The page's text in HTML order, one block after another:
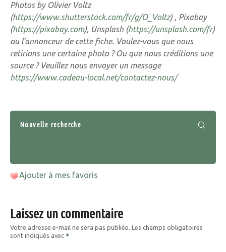
Photos by Olivier Voltz
(https://www.shutterstock.com/fr/g/O_Voltz) , Pixabay
(https://pixabay.com), Unsplash (https://unsplash.com/fr)
ou l’annonceur de cette fiche. Voulez-vous que nous
retirions une certaine photo ? Ou que nous créditions une
source ? Veuillez nous envoyer un message
https://www.cadeau-local.net/contactez-nous/
Nouvelle recherche
Ajouter à mes favoris
Laissez un commentaire
Votre adresse e-mail ne sera pas publiée. Les champs obligatoires
sont indiqués avec